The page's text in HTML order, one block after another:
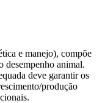
e manejo), compõe
desempenho animal.
deve garantir os
produção